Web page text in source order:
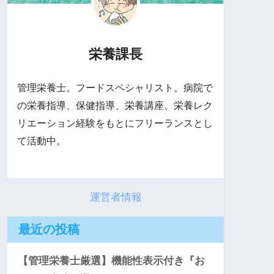
栄養課長
管理栄養士。フードスペシャリスト。病院で
の栄養指導、保健指導、栄養講座、栄養レク
リエーション経験をもとにフリーランスとし
て活動中。
運営者情報
最近の投稿
【管理栄養士厳選】機能性表示付き『お